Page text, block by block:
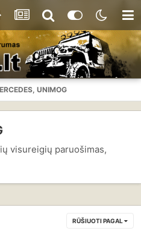
UNIMOG
visureigių paruošimas,
RŪŠIUOTI PAGAL